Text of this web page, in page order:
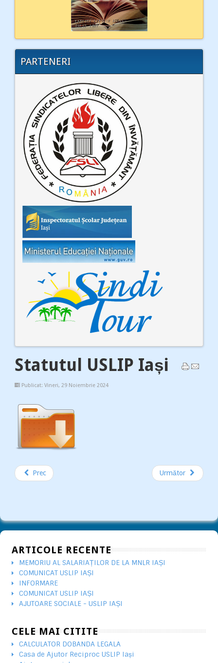
PARTENERI
Statutul USLIP Iași
Publicat: Vineri, 29 Noiembrie 2024
Prec Următor
ARTICOLE RECENTE
MEMORIU AL SALARIAȚILOR DE LA MNLR IAȘI
COMUNICAT USLIP IAȘI
INFORMARE
COMUNICAT USLIP IAȘI
AJUTOARE SOCIALE - USLIP IAȘI
CELE MAI CITITE
CALCULATOR DOBANDA LEGALA
Casa de Ajutor Reciproc USLIP Iași